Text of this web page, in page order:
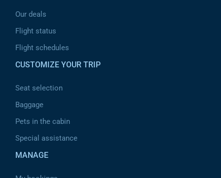
Our deals
Flight status
Flight schedules
CUSTOMIZE YOUR TRIP
Seat selection
Baggage
Pets in the cabin
Special assistance
MANAGE